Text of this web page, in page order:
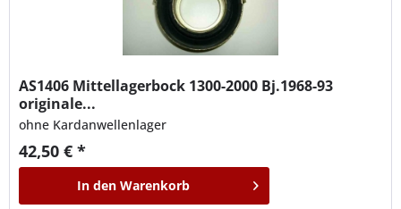
AS1406 Mittellagerbock 1300-2000 Bj.1968-93
originale...
ohne Kardanwellenlager
42,50 € *
In den Warenkorb